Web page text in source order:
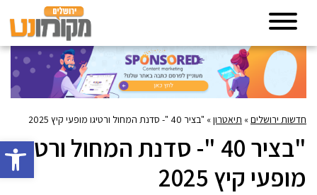
פתח
חדשות ירושלים» תיאטרון» "בציר 40 "- סדנת המחול ורטיגו מופעי קיץ 2025
"בציר 40 "- סדנת המחול ורטיגו
מופעי קיץ 2025